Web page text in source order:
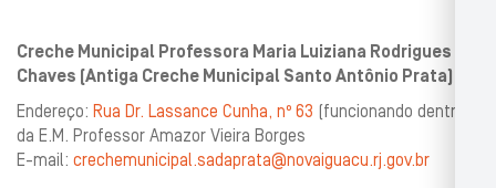
Creche Municipal Professora Maria Luiziana Rodrigues
Chaves (Antiga Creche Municipal Santo Antônio Prata)
Endereço: Rua Dr. Lassance Cunha, nº 63 (funcionando dentro
da E.M. Professor Amazor Vieira Borges
E-mail: crechemunicipal.sadaprata@novaiguacu.rj.gov.br